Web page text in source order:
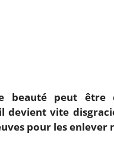
beauté peut être
devient vite
pour les enlever